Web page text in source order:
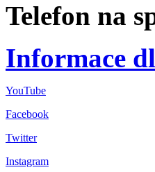
Telefon na
Informace
YouTube
Facebook
Twitter
Instagram